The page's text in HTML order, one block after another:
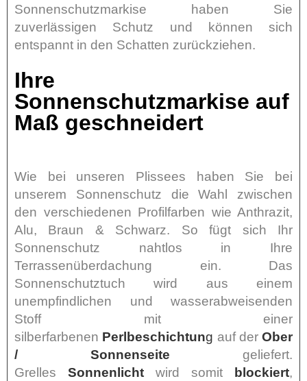
Sonnenschutzmarkise haben Sie
zuverlässigen Schutz und können sich
entspannt in den Schatten zurückziehen.
Ihre
Sonnenschutzmarkise auf
Maß geschneidert
Wie bei unseren Plissees haben Sie bei
unserem Sonnenschutz die Wahl zwischen
den verschiedenen Profilfarben wie Anthrazit,
Alu, Braun & Schwarz. So fügt sich Ihr
Sonnenschutz nahtlos in Ihre
Terrassenüberdachung ein. Das
Sonnenschutztuch wird aus einem
unempfindlichen und wasserabweisenden
Stoff mit einer
silberfarbenen Perlbeschichtung auf der Ober
/ Sonnenseite geliefert.
Grelles Sonnenlicht wird somit blockiert,